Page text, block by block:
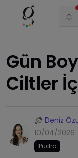
Gün
Ciltler
Deniz
10/04/2026
Pudra